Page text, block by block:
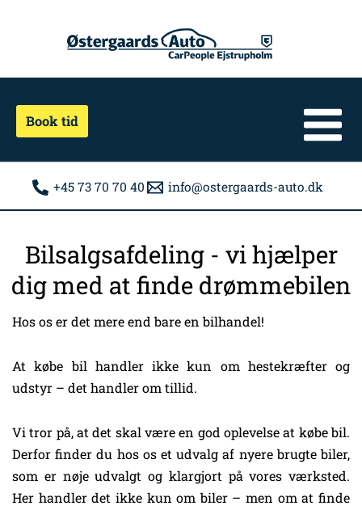
Book tid
+45 73 70 70 40 info@ostergaards-auto.dk
Bilsalgsafdeling - vi hjælper
dig med at finde drømmebilen
Hos os er det mere end bare en bilhandel!
At købe bil handler ikke kun om hestekræfter og
udstyr – det handler om tillid.
Vi tror på, at det skal være en god oplevelse at købe bil.
Derfor finder du hos os et udvalg af nyere brugte biler,
som er nøje udvalgt og klargjort på vores værksted.
Her handler det ikke kun om biler – men om at finde